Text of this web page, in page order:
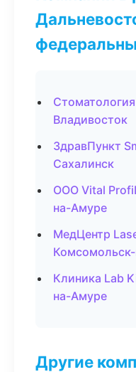
Владивосток
ЗдравПункт
Сахалинск
ООО Vital
на-Амуре
МедЦентр
Клиника Lab
на-Амуре
Другие